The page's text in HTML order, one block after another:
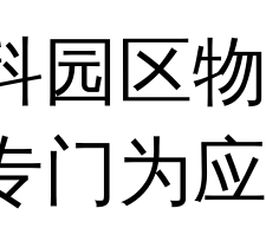
园区
门为